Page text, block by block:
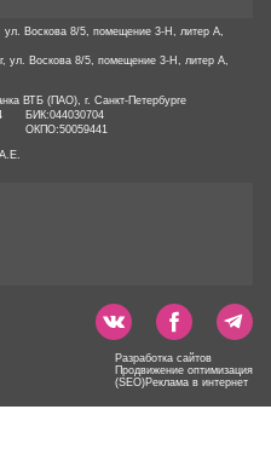
ул. Воскова 8/5, помещение 3-Н, литер А,
ул. Воскова 8/5, помещение 3-Н, литер А,
ВТБ (ПАО), г. Санкт-Петербурге
БИК:044030704
ОКПО:50059441
Разработка сайтов
Продвижение оптимизация
(SEO)Реклама в интернет